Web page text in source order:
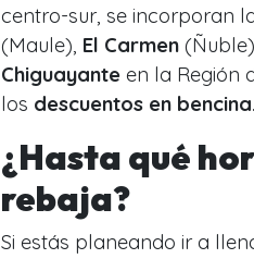
centro-sur, se incorporan
(Maule), El Carmen
Chiguayante en la Región
los descuentos en bencina.
¿Hasta qué
rebaja?
Si estás planeando ir a